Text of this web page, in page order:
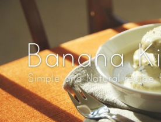
に。
11
月
は
「焦
が
林